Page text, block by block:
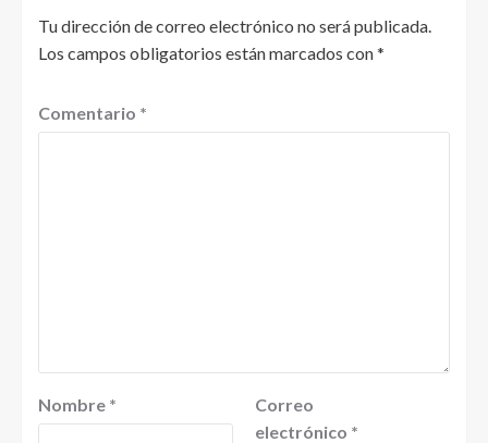
Tu dirección de correo electrónico no será publicada.
Los campos obligatorios están marcados con*
Comentario *
Nombre *
Correo
electrónico *